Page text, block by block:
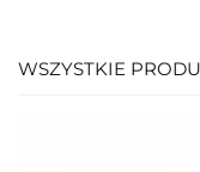
WSZYSTKIE